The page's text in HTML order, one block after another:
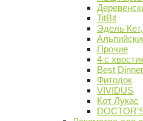
TitBit
Эдель
Прочие
4 с
Best Dinner
Фитодок
VIVIDUS
Кот Лукас